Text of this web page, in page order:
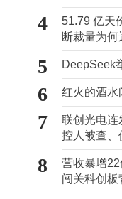
4
51.79 亿天
断裁量为何
5 DeepSeek
6 红火的酒水
7
联创光电连
控人被查、
事务所曾出
8
营收暴增
闯关科创
控人困局